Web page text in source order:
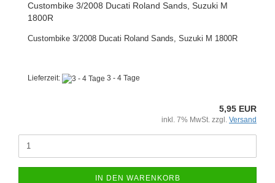
Custombike 3/2008 Ducati Roland Sands, Suzuki M
1800R
Custombike 3/2008 Ducati Roland Sands, Suzuki M 1800R
Lieferzeit: 3 - 4 Tage
5,95 EUR
inkl. 7% MwSt. zzgl. Versand
IN DEN WARENKORB